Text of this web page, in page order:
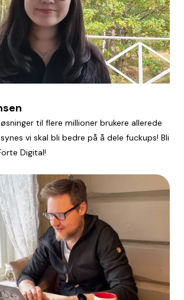
til flere millioner brukere allerede
vi skal bli bedre på å dele fuckups! Bli
Digital!